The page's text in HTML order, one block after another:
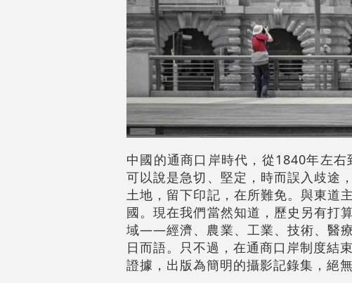
中國的通商口岸時代，從1840年左
可以說是急切、堅定，時而誤入歧途
土地，留下印記，在所難免。與東道
國。現在我們當然知道，歷史另有打
域——經濟、農業、工業、技術、醫
日而語。只不過，在通商口岸制度結
證據，出版為簡明的攝影記錄集，絕無